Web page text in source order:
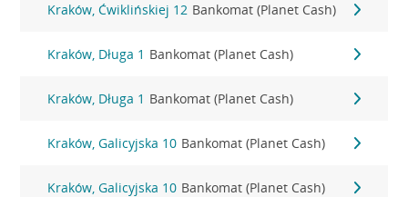
Kraków, Ćwiklińskiej 12 Bankomat (Planet Cash)
Kraków, Długa 1 Bankomat (Planet Cash)
Kraków, Długa 1 Bankomat (Planet Cash)
Kraków, Galicyjska 10 Bankomat (Planet Cash)
Kraków, Galicyjska 10 Bankomat (Planet Cash)